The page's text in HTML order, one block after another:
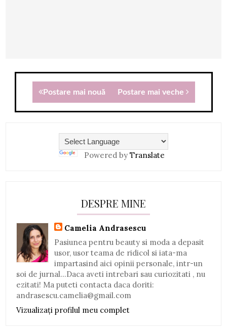
Postare mai nouă Postare mai veche
Powered by Translate
DESPRE MINE
Camelia Andrasescu
Pasiunea pentru beauty si moda a depasit
usor, usor teama de ridicol si iata-ma
impartasind aici opinii personale, intr-un
soi de jurnal...Daca aveti intrebari sau curiozitati , nu
ezitati! Ma puteti contacta daca doriti:
andrasescu.camelia@gmail.com
Vizualizați profilul meu complet